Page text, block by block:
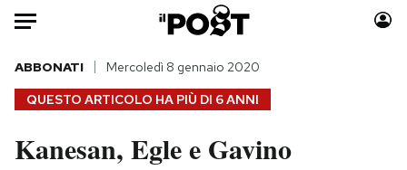
Auto
HOME
Italia
Moda
QUESTO ARTICOLO HA PIÙ DI 6 ANNI
ABBONATI Mercoledì 8 gennaio 2020
Kanesan, Egle e Gavino